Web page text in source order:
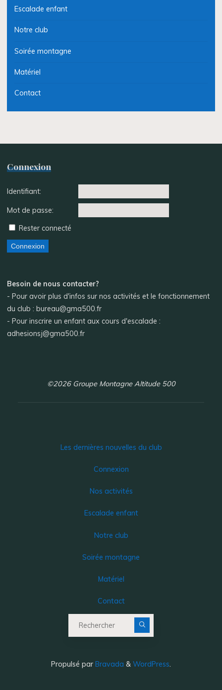
Escalade enfant
Notre club
Soirée montagne
Matériel
Contact
Connexion
Identifiant:
Mot de passe:
Rester connecté
Connexion
Besoin de nous contacter?
- Pour avoir plus d'infos sur nos activités et le fonctionnement
du club : bureau@gma500.fr
- Pour inscrire un enfant aux cours d'escalade :
adhesionsj@gma500.fr
©2026 Groupe Montagne Altitude 500
Les dernières nouvelles du club
Connexion
Nos activités
Escalade enfant
Notre club
Soirée montagne
Matériel
Contact
Propulsé par Bravada & WordPress.